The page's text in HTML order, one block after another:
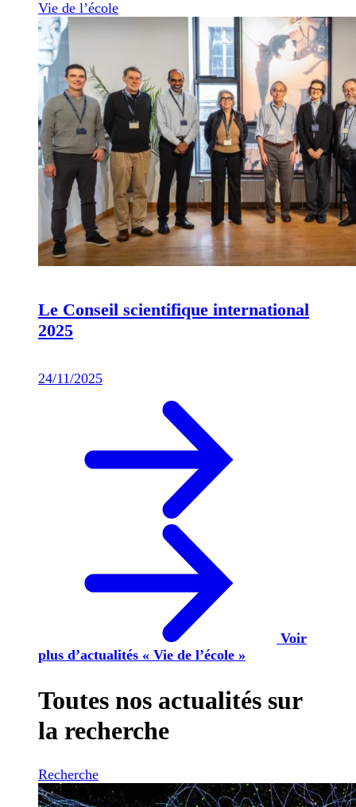
Vie de l’école
Le Conseil scientifique international
2025
24/11/2025
Voir
plus d’actualités « Vie de l’école »
Toutes nos actualités sur
la recherche
Recherche